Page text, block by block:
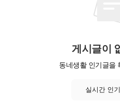
게시글이
동네생활 인기글을
실시간 인